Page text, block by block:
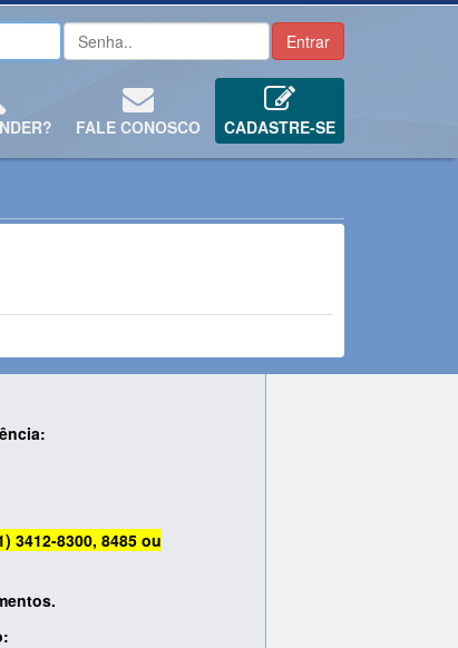
FALE CONOSCO CADASTRE-SE
3412-8300, 8485 ou